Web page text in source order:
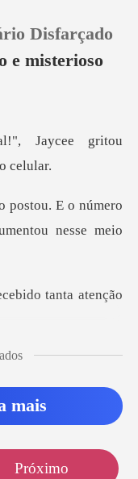
Disfarçado
e misterioso
", Jaycee gritou
o número
tanta ate
mais
Próximo